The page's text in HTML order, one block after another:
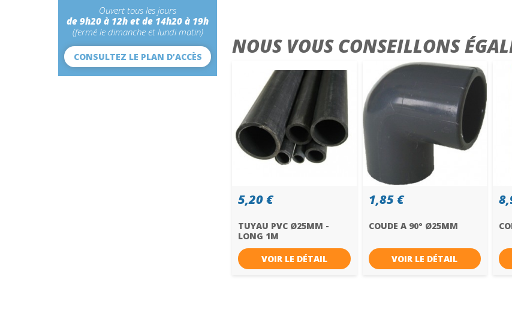
NOUS VOUS CONSEILLONS
5,20 €
TUYAU PVC Ø25MM -
LONG 1M
VOIR LE DÉTAIL
1,85 €
COUDE A 90° Ø25MM
VOIR LE DÉTAIL
Ouvert tous les jours
de 9h20 à 12h et de 14h20 à 19h
(fermé le dimanche et lundi matin)
CONSULTEZ LE PLAN D’ACCÈS